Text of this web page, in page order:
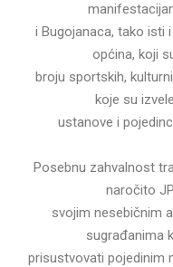
i Bugojanaca, tako isti
općina, koji
broju sportskih,
koje su
ustanove i
Posebnu zahvalnost
naročito
svojim nesebičnim
sugrađanima
prisustvovati pojedinim